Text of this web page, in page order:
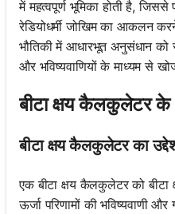
में महत्वपूर्ण भूमिका होती है,
रेडियोधर्मी जोखिम का आकलन
भौतिकी में आधारभूत अनुसंधान को
और भविष्यवाणियों के माध्यम से
बीटा क्षय कैलकुलेटर के
बीटा क्षय कैलकुलेटर का
एक बीटा क्षय कैलकुलेटर को बीटा
ऊर्जा परिणामों की भविष्यवाणी